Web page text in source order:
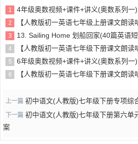
1 4年级奥数视频+课件+讲义(奥数系列一)
2 【人教版初一英语七年级上册课文朗读听力mp3】Starter
3 13. Sailing Home 划船回家(40篇英语短文搞定高中
4 【人教版初一英语七年级下册课文朗读听
5 6年级奥数视频+课件+讲义(奥数系列一)
6 【人教版初一英语七年级下册课文朗读听
上一篇 初中语文(人教版)七年级下册专项综
下一篇 初中语文(人教版)七年级下册第六单
案